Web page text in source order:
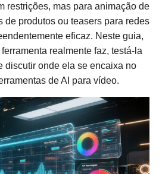
restrições, mas para animação de
de produtos ou teasers para redes
eficaz. Neste guia,
realmente faz, testá-la
discutir onde ela se encaixa no
de AI para vídeo.